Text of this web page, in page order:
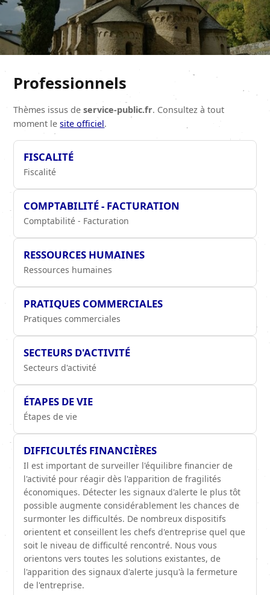
Professionnels
Thèmes issus deservice-public.fr. Consultez à tout
moment lesite officiel.
FISCALITÉ
Fiscalité
COMPTABILITÉ - FACTURATION
Comptabilité - Facturation
RESSOURCES HUMAINES
Ressources humaines
PRATIQUES COMMERCIALES
Pratiques commerciales
SECTEURS D'ACTIVITÉ
Secteurs d'activité
ÉTAPES DE VIE
Étapes de vie
DIFFICULTÉS FINANCIÈRES
Il est important de surveiller l'équilibre financier de
l'activité pour réagir dès l'apparition de fragilités
économiques. Détecter les signaux d'alerte le plus tôt
possible augmente considérablement les chances de
surmonter les difficultés. De nombreux dispositifs
orientent et conseillent les chefs d'entreprise quel que
soit le niveau de difficulté rencontré. Nous vous
orientons vers toutes les solutions existantes, de
l'apparition des signaux d'alerte jusqu'à la fermeture
de l'entreprise.